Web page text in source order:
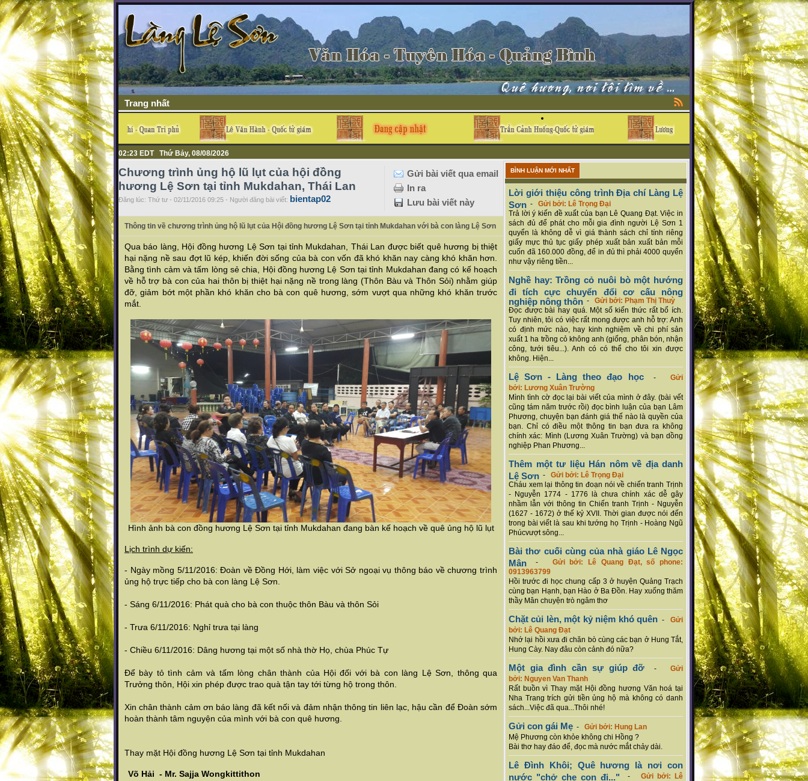
Trang nhất
02:23 EDT Thứ Bảy, 08/08/2026
Gửi bài viết qua email
In ra
Lưu bài viết này
Chương trình ủng hộ lũ lụt của hội đồng
hương Lệ Sơn tại tỉnh Mukdahan, Thái Lan
Đăng lúc: Thứ tư - 02/11/2016 09:25 - Người đăng bài viết: bientap02
Thông tin về chương trình ủng hộ lũ lụt của Hội đồng hương Lệ Sơn tại tỉnh Mukdahan với bà con làng Lệ Sơn
Qua báo làng, Hội đồng hương Lệ Sơn tại tỉnh Mukdahan, Thái Lan được biết quê hương bị thiệt
hại nặng nề sau đợt lũ kép, khiến đời sống của bà con vốn đã khó khăn nay càng khó khăn hơn.
Bằng tình cảm và tấm lòng sẻ chia, Hội đồng hương Lệ Sơn tại tỉnh Mukdahan đang có kế hoạch
về hỗ trợ bà con của hai thôn bị thiệt hại nặng nề trong làng (Thôn Bàu và Thôn Sỏi) nhằm giúp
đỡ, giảm bớt một phần khó khăn cho bà con quê hương,sớm vượt qua những khó khăn trước
mắt.
Hình ảnh bà con đồng hương Lệ Sơn tại tỉnh Mukdahan đang bàn kế hoạch về quê ủng hộ lũ lụt
Lịch trình dự kiến:
- Ngày mồng 5/11/2016: Đoàn về Đồng Hới, làm việc với Sở ngoại vụ thông báo về chương trình
ủng hộ trực tiếp cho bà con làng Lệ Sơn.
- Sáng 6/11/2016: Phát quà cho bà con thuộc thôn Bàu và thôn Sỏi
- Trưa 6/11/2016: Nghỉ trưa tại làng
- Chiều 6/11/2016: Dâng hương tại một số nhà thờ Họ, chùa Phúc Tự
Để bày tỏ tình cảm và tấm lòng chân thành của Hội đối với bà con làng Lệ Sơn, thông qua
Trưởng thôn, Hội xin phép được trao quà tận tay tới từng hộ trong thôn.
Xin chân thành cảm ơn báo làng đã kết nối và đảm nhận thông tin liên lạc, hậu cần để Đoàn sớm
hoàn thành tâm nguyện của mình với bà con quê hương.
Thay mặt Hội đồng hương Lệ Sơn tại tỉnh Mukdahan
Võ Hải - Mr. Sajja Wongkittithon
BÌNH LUẬN MỚI NHẤT
Lời giới thiệu công trình Địa chí Làng Lệ
Sơn - Gửi bởi: Lê Trọng Đại
Trả lời ý kiến đề xuất của bạn Lê Quang Đạt. Việc in
sách đủ để phát cho mỗi gia đình người Lệ Sơn 1
quyển là không dễ vì giá thành sách chỉ tính riêng
giấy mực thủ tục giấy phép xuất bản xuất bản mỗi
cuốn đã 160.000 đồng, để in đủ thì phải 4000 quyển
như vậy riêng tiền...
Nghề hay: Trồng cỏ nuôi bò một hướng
đi tích cực chuyển đổi cơ cấu nông
nghiệp nông thôn - Gửi bởi: Phạm Thị Thuỳ
Đọc được bài hay quá. Một số kiến thức rất bổ ích.
Tuy nhiên, tôi có việc rất mong được anh hỗ trợ: Anh
có định mức nào, hay kinh nghiệm về chi phí sản
xuất 1 ha trồng cỏ không anh (giống, phân bón, nhận
công, tưới tiêu...). Anh có có thể cho tôi xin được
không. Hiện...
Lệ Sơn - Làng theo đạo học-Gửi
bởi: Lương Xuân Trường
Mình tình cờ đọc lại bài viết của mình ở đây. (bài vết
cũng tám năm trước rồi) đọc bình luận của bạn Lâm
Phương, chuyện bạn đánh giá thế nào là quyền của
bạn. Chỉ có điều một thông tin bạn đưa ra không
chính xác: Mình (Lương Xuân Trường) và bạn dồng
nghiệp Phan Phương...
Thêm một tư liệu Hán nôm về địa danh
Lệ Sơn - Gửi bởi: Lê Trọng Đại
Cháu xem lại thông tin đoạn nói về chiến tranh Trịnh
- Nguyễn 1774 - 1776 là chưa chính xác dễ gây
nhầm lẫn với thông tin Chiến tranh Trịnh - Nguyễn
(1627 - 1672) ở thế kỷ XVII. Thời gian được nói đến
trong bài viết là sau khi tướng họ Trịnh - Hoàng Ngũ
Phúcvượt sông...
Bài thơ cuối cùng của nhà giáo Lê Ngọc
Mân - Gửi bởi: Lê Quang Đạt, số phone:
0913963799
Hồi trước đi học chung cấp 3 ở huyện Quảng Trạch
cùng bạn Hạnh, bạn Hào ở Ba Đồn. Hay xuống thăm
thầy Mân chuyện trò ngâm thơ
Chặt củi lèn, một kỷ niệm khó quên-Gửi
bởi: Lê Quang Đạt
Nhớ lại hồi xưa đi chăn bò cùng các bạn ở Hung Tắt,
Hung Cày. Nay đâu còn cảnh đó nữa?
Một gia đình cần sự giúp đỡ -Gửi
bởi: Nguyen Van Thanh
Rất buồn vì Thay mặt Hội đồng hương Văn hoá tại
Nha Trang trích gửi tiền ủng hộ mà không có danh
sách...Việc đã qua...Thôi nhé!
Gửi con gái Mẹ - Gửi bởi: Hung Lan
Mệ Phương còn khỏe không chi Hồng ?
Bài thơ hay đáo để, đọc mà nước mắt chảy dài.
Lê Đình Khôi; Quê hương là nơi con
nước "chở che con đi..." - Gửi bởi: Lê